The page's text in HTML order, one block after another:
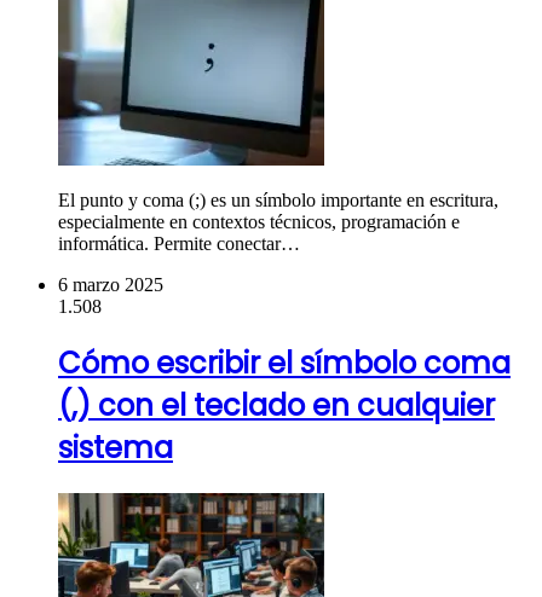
El punto y coma (;) es un símbolo importante en escritura,
especialmente en contextos técnicos, programación e
informática. Permite conectar…
6 marzo 2025
1.508
Cómo escribir el símbolo coma
(,) con el teclado en cualquier
sistema